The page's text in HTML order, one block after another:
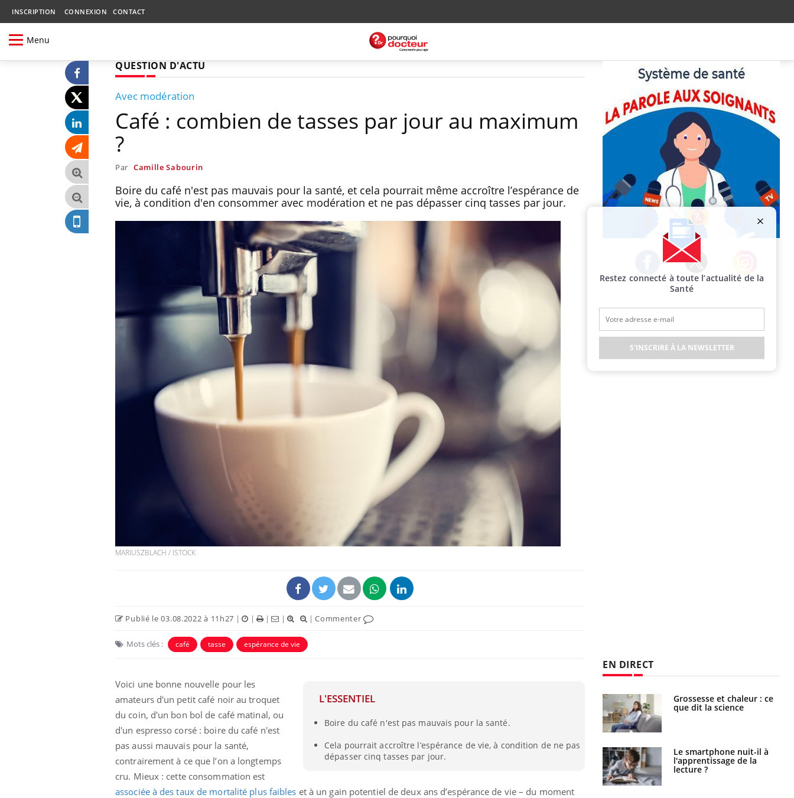
INSCRIPTION CONNEXION CONTACT
Menu
QUESTION D'ACTU
Avec modération
Café : combien de tasses par jour au maximum
?
Par Camille Sabourin
Boire du café n'est pas mauvais pour la santé, et cela pourrait même accroître l’espérance de
vie, à condition d'en consommer avec modération et ne pas dépasser cinq tasses par jour.
MARIUSZBLACH / ISTOCK
Publié le 03.08.2022 à 11h27 | | | | |Commenter
Mots clés : café tasse espérance de vie
L'ESSENTIEL
Boire du café n'est pas mauvais pour la santé.
Cela pourrait accroître l’espérance de vie, à condition de ne pas
dépasser cinq tasses par jour.
Voici une bonne nouvelle pour les
amateurs d'un petit café noir au troquet
du coin, d'un bon bol de café matinal, ou
d'un espresso corsé : boire du café n'est
pas aussi mauvais pour la santé,
contrairement à ce que l’on a longtemps
cru. Mieux : cette consommation est
associée à des taux de mortalité plus faibles et à un gain potentiel de deux ans d’espérance de vie – du moment
Facebook Twitter Instagram
EN DIRECT
Chikungunya, dengue,
West Nile : que se passe-
t-il dans le sud de la
Les médicaments GLP-1
protègent-ils aussi les os
La sieste empêche-t-elle
VIH : la fin du comprimé
tous les jours se profile-t-
Le Viagra pourrait-il
Grossesse et chaleur : ce
que dit la science
Le smartphone nuit-il à
l'apprentissage de la
lecture ?
Restez connecté à toute l’actualité de la
Santé
S'INSCRIRE À LA NEWSLETTER